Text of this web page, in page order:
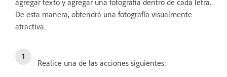
De esta manera, obtendrá una fotografía visualmente
atractiva.
Realice una de las acciones siguientes: